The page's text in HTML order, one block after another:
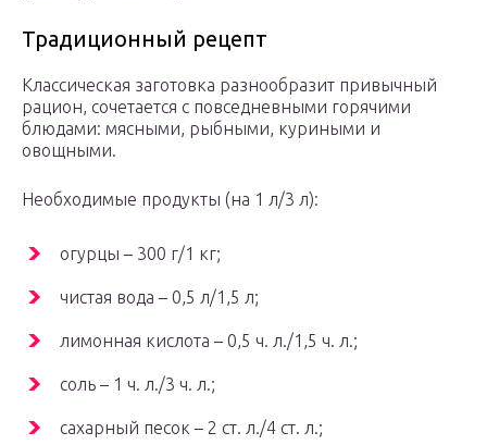
Традиционный рецепт
Классическая заготовка разнообразит привычный
рацион, сочетается с повседневными горячими
блюдами: мясными, рыбными, куриными и
овощными.
Необходимые продукты (на 1 л/3 л):
огурцы – 300 г/1 кг;
чистая вода – 0,5 л/1,5 л;
лимонная кислота – 0,5 ч. л./1,5 ч. л.;
соль – 1 ч. л./3 ч. л.;
сахарный песок – 2 ст. л./4 ст. л.;